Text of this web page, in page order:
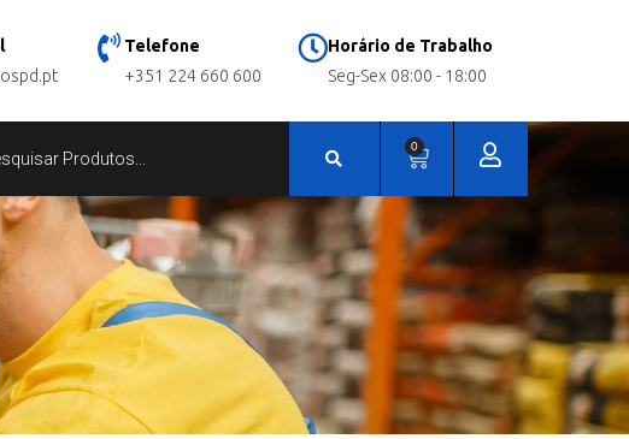
Telefone
+351 224 660 600
Horário de Trabalho
Seg-Sex 08:00 - 18:00
0